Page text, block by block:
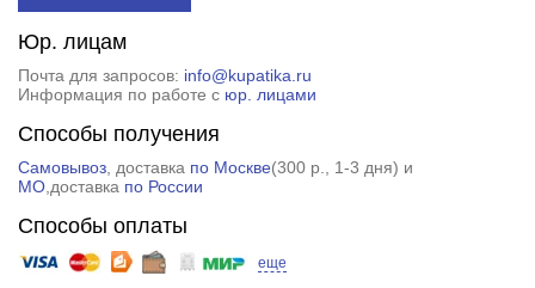
Юр. лицам
Почта для запросов: info@kupatika.ru
Информация по работе с юр. лицами
Способы получения
Самовывоз, доставка по Москве(300 р.
, 1-3 дня) и
МО,доставка по России
Способы оплаты
еще